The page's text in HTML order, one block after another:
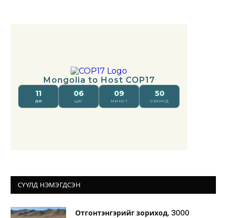
СҮҮЛД НЭМЭГДСЭН
Отгонтэнгэрийг зориход, 3000